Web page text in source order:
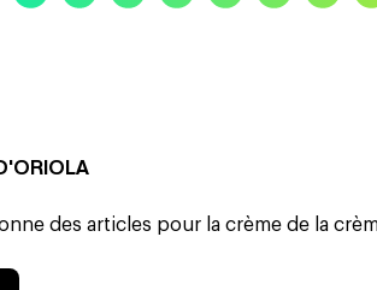
des articles pour la crème de la